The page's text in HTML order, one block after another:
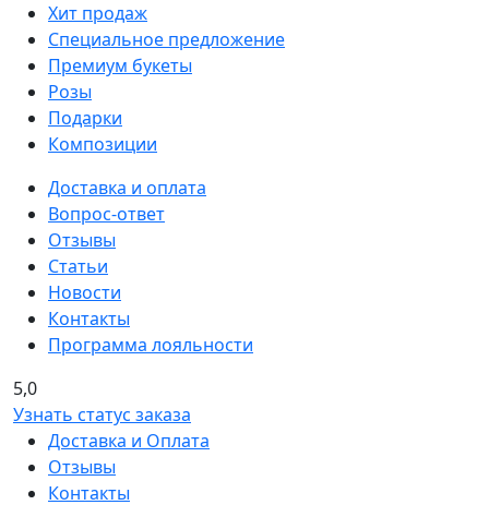
Хит продаж
Специальное предложение
Премиум букеты
Розы
Подарки
Композиции
Доставка и оплата
Вопрос-ответ
Отзывы
Статьи
Новости
Контакты
Программа лояльности
5,0
Узнать статус заказа
Доставка и Оплата
Отзывы
Контакты